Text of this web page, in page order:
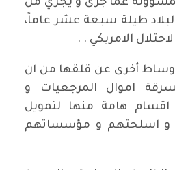
عما جرى و يجري من
طيلة سبعة عشر عاماً،
الامريكي . .
أخرى عن قلقها من ان
اموال المرجعيات و
اقسام هامة منها لتمويل
و اسلحتهم و مؤسساتهم